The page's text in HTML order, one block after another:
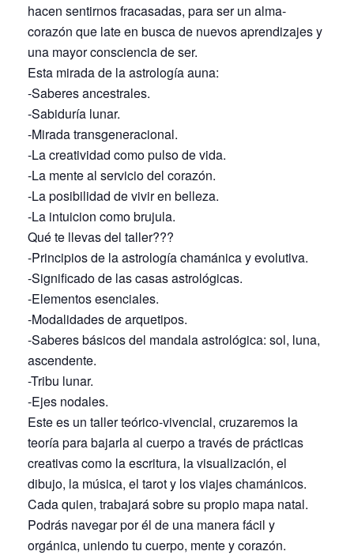
hacen sentirnos fracasadas, para ser un alma-
corazón que late en busca de nuevos aprendizajes y
una mayor consciencia de ser.
Esta mirada de la astrología auna:
-Saberes ancestrales.
-Sabiduría lunar.
-Mirada transgeneracional.
-La creatividad como pulso de vida.
-La mente al servicio del corazón.
-La posibilidad de vivir en belleza.
-La intuicion como brujula.
Qué te llevas del taller???
-Principios de la astrología chamánica y evolutiva.
-Significado de las casas astrológicas.
-Elementos esenciales.
-Modalidades de arquetipos.
-Saberes básicos del mandala astrológica: sol, luna,
ascendente.
-Tribu lunar.
-Ejes nodales.
Este es un taller teórico-vivencial, cruzaremos la
teoría para bajarla al cuerpo a través de prácticas
creativas como la escritura, la visualización, el
dibujo, la música, el tarot y los viajes chamánicos.
Cada quien, trabajará sobre su propio mapa natal.
Podrás navegar por él de una manera fácil y
orgánica, uniendo tu cuerpo, mente y corazón.